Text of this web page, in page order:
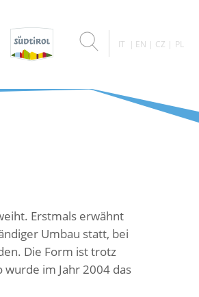
IT EN CZ PL
Erstmals erwähnt
Umbau statt, bei
Die Form ist trotz
im Jahr 2004 das